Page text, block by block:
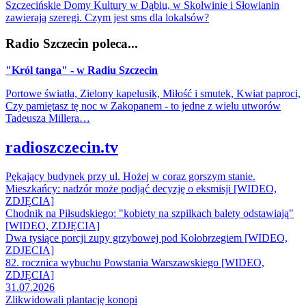
Szczecińskie Domy Kultury w Dąbiu, w Skolwinie i Słowianin
zawierają szeregi. Czym jest sms dla lokalsów?
Radio Szczecin poleca...
"Król tanga" - w Radiu Szczecin
Portowe światła, Zielony kapelusik, Miłość i smutek, Kwiat paproci,
Czy pamiętasz tę noc w Zakopanem - to jedne z wielu utworów
Tadeusza Millera…
radioszczecin.tv
Pękający budynek przy ul. Hożej w coraz gorszym stanie.
Mieszkańcy: nadzór może podjąć decyzję o eksmisji [WIDEO,
ZDJĘCIA]
Chodnik na Piłsudskiego: "kobiety na szpilkach balety odstawiają"
[WIDEO, ZDJĘCIA]
Dwa tysiące porcji zupy grzybowej pod Kołobrzegiem [WIDEO,
ZDJECIA]
82. rocznica wybuchu Powstania Warszawskiego [WIDEO,
ZDJĘCIA]
31.07.2026
Zlikwidowali plantację konopi